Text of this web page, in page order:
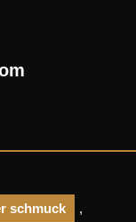
schmuck ,